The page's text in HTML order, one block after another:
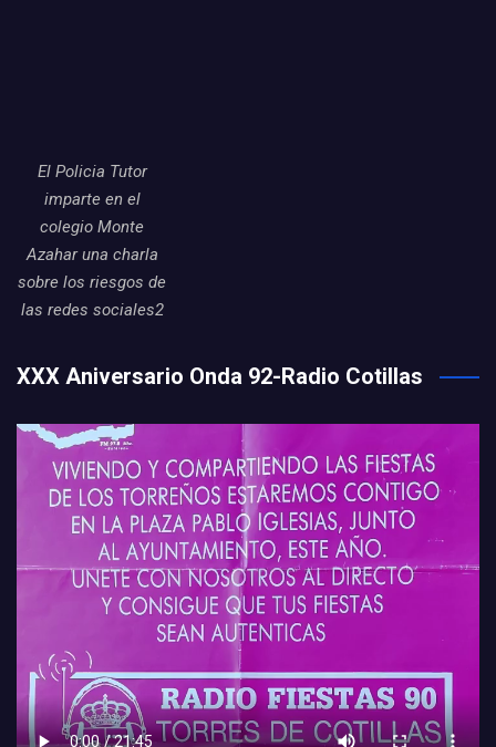
El Policia Tutor
imparte en el
colegio Monte
Azahar una charla
sobre los riesgos de
las redes sociales2
XXX Aniversario Onda 92-Radio Cotillas